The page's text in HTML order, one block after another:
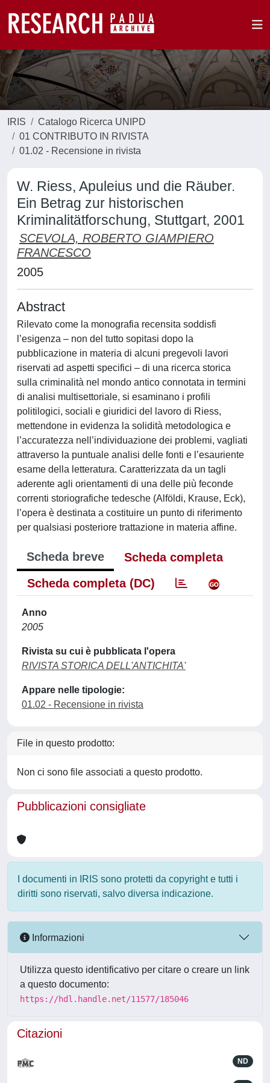
IRIS
Catalogo Ricerca UNIPD
01 CONTRIBUTO IN RIVISTA
01.02 - Recensione in rivista
W. Riess, Apuleius und die Räuber.
Ein Betrag zur historischen
Kriminalitätforschung, Stuttgart, 2001
SCEVOLA, ROBERTO GIAMPIERO
FRANCESCO
2005
Abstract
Rilevato come la monografia recensita soddisfi
l’esigenza – non del tutto sopitasi dopo la
pubblicazione in materia di alcuni pregevoli lavori
riservati ad aspetti specifici – di una ricerca storica
sulla criminalità nel mondo antico connotata in termini
di analisi multisettoriale, si esaminano i profili
politilogici, sociali e giuridici del lavoro di Riess,
mettendone in evidenza la solidità metodologica e
l’accuratezza nell’individuazione dei problemi, vagliati
attraverso la puntuale analisi delle fonti e l’esauriente
esame della letteratura. Caratterizzata da un tagli
aderente agli orientamenti di una delle più feconde
correnti storiografiche tedesche (Alföldi, Krause, Eck),
l’opera è destinata a costituire un punto di riferimento
per qualsiasi posteriore trattazione in materia affine.
Scheda breve
Scheda completa
Scheda completa (DC)
Anno
2005
Rivista su cui è pubblicata l'opera
RIVISTA STORICA DELL'ANTICHITA'
Appare nelle tipologie:
01.02 - Recensione in rivista
File in questo prodotto:
Non ci sono file associati a questo prodotto.
Pubblicazioni consigliate
I documenti in IRIS sono protetti da copyright e tutti i
diritti sono riservati, salvo diversa indicazione.
Informazioni
Utilizza questo identificativo per citare o creare un link
a questo documento:
https://hdl.handle.net/11577/185046
Citazioni
ND